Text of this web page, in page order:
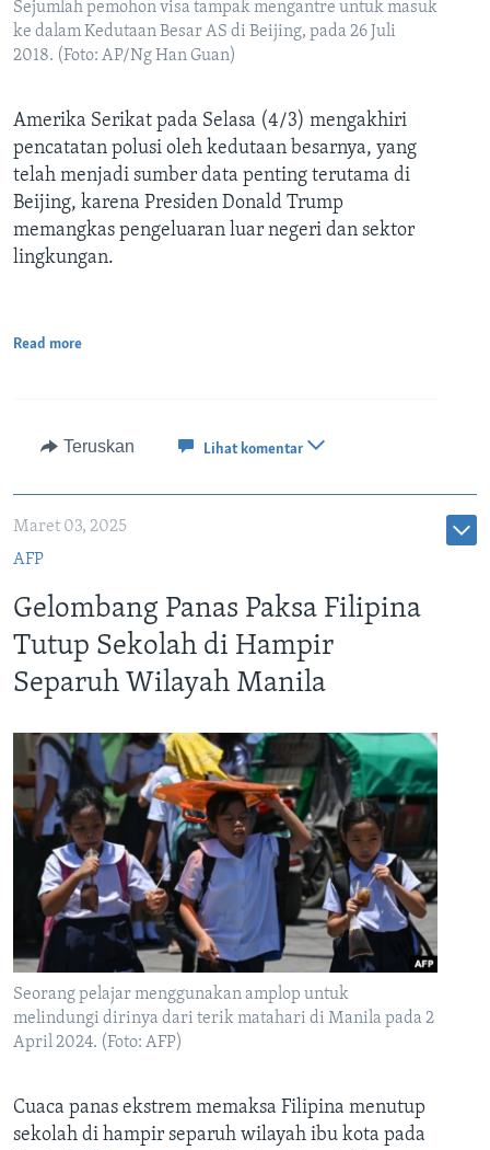
Sejumlah pemohon visa tampak mengantre untuk masuk
ke dalam Kedutaan Besar AS di Beijing, pada 26 Juli
2018. (Foto: AP/Ng Han Guan)
Amerika Serikat pada Selasa (4/3) mengakhiri
pencatatan polusi oleh kedutaan besarnya, yang
telah menjadi sumber data penting terutama di
Beijing, karena Presiden Donald Trump
memangkas pengeluaran luar negeri dan sektor
lingkungan.
Read more
Teruskan Lihat komentar
Maret 03, 2025
AFP
Gelombang Panas Paksa Filipina
Tutup Sekolah di Hampir
Separuh Wilayah Manila
Seorang pelajar menggunakan amplop untuk
melindungi dirinya dari terik matahari di Manila pada 2
April 2024. (Foto: AFP)
Cuaca panas ekstrem memaksa Filipina menutup
sekolah di hampir separuh wilayah ibu kota pada